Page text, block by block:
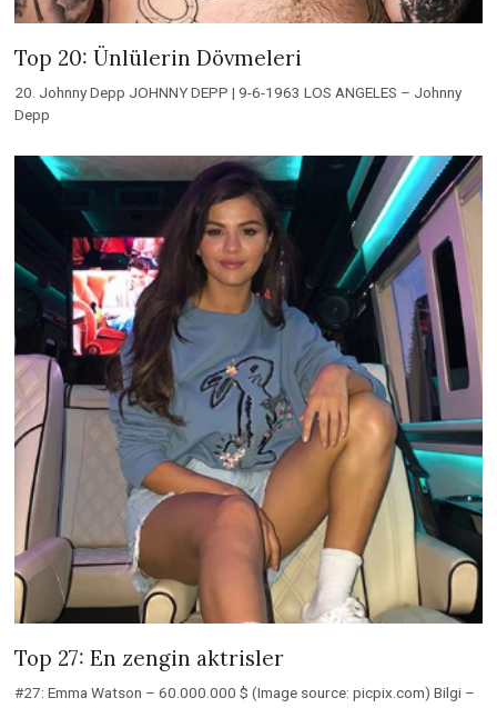
Top 20: Ünlülerin Dövmeleri
20. Johnny Depp JOHNNY DEPP | 9-6-1963 LOS ANGELES – Johnny
Depp
Top 27: En zengin aktrisler
#27: Emma Watson – 60.000.000 $ (Image source: picpix.com) Bilgi –